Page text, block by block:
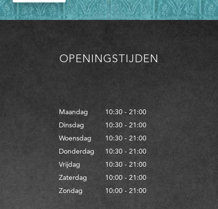
OPENINGSTIJDEN
Maandag
10:30 - 21:00
Dinsdag
10:30 - 21:00
Woensdag
10:30 - 21:00
Donderdag
10:30 - 21:00
Vrijdag
10:30 - 21:00
Zaterdag
10:00 - 21:00
Zondag
10:00 - 21:00